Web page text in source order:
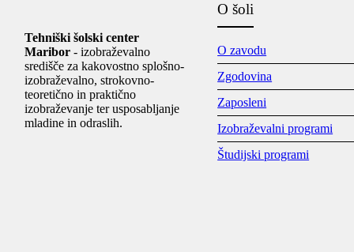
Tehniški šolski center
Maribor - izobraževalno
središče za kakovostno splošno-
izobraževalno, strokovno-
teoretično in praktično
izobraževanje ter usposabljanje
mladine in odraslih.
O šoli
O zavodu
Zgodovina
Zaposleni
Izobraževalni programi
Študijski programi